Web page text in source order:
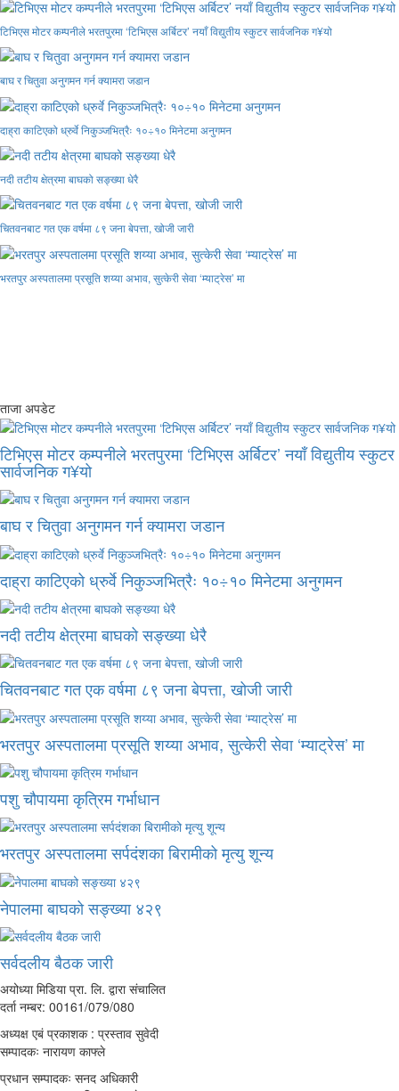
टिभिएस मोटर कम्पनीले भरतपुरमा ‘टिभिएस अर्बिटर’ नयाँ विद्युतीय स्कुटर सार्वजनिक ग¥यो
बाघ र चितुवा अनुगमन गर्न क्यामरा जडान
दाह्रा काटिएको ध्रुर्वे निकुञ्जभित्रैः १०÷१० मिनेटमा अनुगमन
नदी तटीय क्षेत्रमा बाघको सङ्ख्या धेरै
चितवनबाट गत एक वर्षमा ८९ जना बेपत्ता, खोजी जारी
भरतपुर अस्पतालमा प्रसूति शय्या अभाव, सुत्केरी सेवा ‘म्याट्रेस’ मा
ताजा अपडेट
टिभिएस मोटर कम्पनीले भरतपुरमा ‘टिभिएस अर्बिटर’ नयाँ विद्युतीय स्कुटर
सार्वजनिक ग¥यो
बाघ र चितुवा अनुगमन गर्न क्यामरा जडान
दाह्रा काटिएको ध्रुर्वे निकुञ्जभित्रैः १०÷१० मिनेटमा अनुगमन
नदी तटीय क्षेत्रमा बाघको सङ्ख्या धेरै
चितवनबाट गत एक वर्षमा ८९ जना बेपत्ता, खोजी जारी
भरतपुर अस्पतालमा प्रसूति शय्या अभाव, सुत्केरी सेवा ‘म्याट्रेस’ मा
पशु चौपायमा कृत्रिम गर्भाधान
भरतपुर अस्पतालमा सर्पदंशका बिरामीको मृत्यु शून्य
नेपालमा बाघको सङ्ख्या ४२९
सर्वदलीय बैठक जारी
अयोध्या मिडिया प्रा. लि. द्वारा संचालित
दर्ता नम्बर: 00161/079/080
अध्यक्ष एबं प्रकाशक : प्रस्ताव सुवेदी
सम्पादकः नारायण काफ्ले
प्रधान सम्पादकः सनद अधिकारी